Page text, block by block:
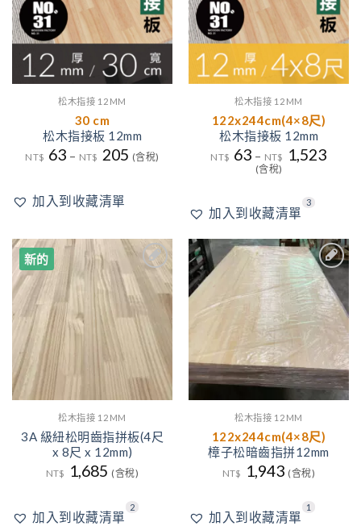
松木指接 12MM
30 cm
松木指接板 12mm
NT$ 63 – NT$ 205 (含稅)
加入到收藏清單
松木指接 12MM
122x244cm(4×8尺)
松木指接板 12mm
NT$ 63 – NT$ 1,523
(含稅)
加入到收藏清單
3
新的
加入
到收
藏清
松木指接 12MM
3A 級紐松明齒指拼板(4尺
x 8尺 x 12mm)
NT$ 1,685 (含稅)
加入到收藏清單
2
加入
到收
藏清
單
1
松木指接 12MM
122x244cm(4×8尺)
樟子松暗齒指拼12mm
NT$ 1,943 (含稅)
加入到收藏清單
1